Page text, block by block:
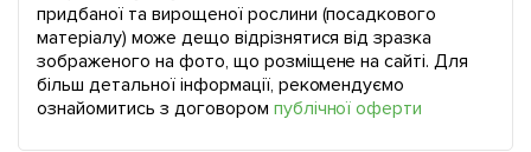
придбаної та вирощеної рослини (посадкового
матеріалу) може дещо відрізнятися від зразка
зображеного на фото, що розміщене на сайті. Для
більш детальної інформації, рекомендуємо
ознайомитись з договором публічної оферти